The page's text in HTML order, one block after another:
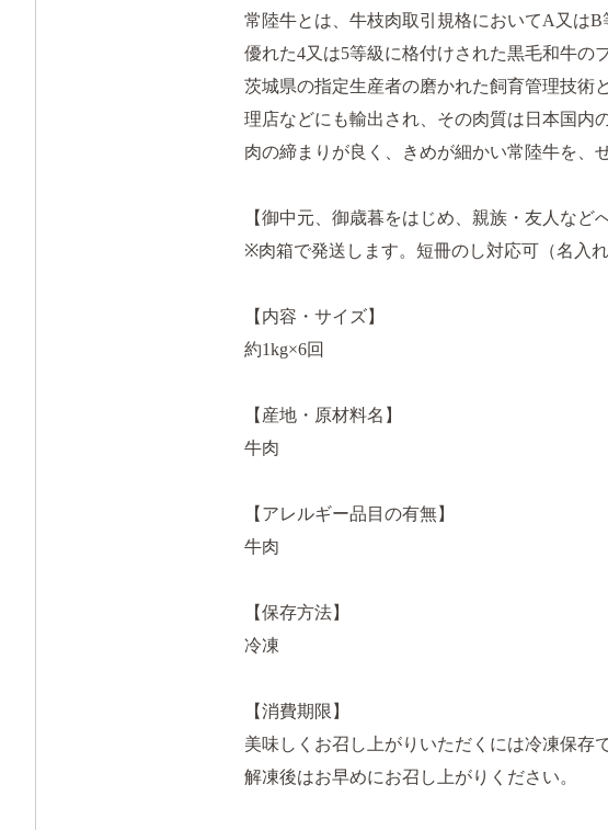
常陸牛とは、牛枝肉取引規格においてA又は
優れた4又は5等級に格付けされた黒毛和牛の
茨城県の指定生産者の磨かれた飼育管理技術
理店などにも輸出され、その肉質は日本国内
肉の締まりが良く、きめが細かい常陸牛を、
【御中元、御歳暮をはじめ、親族・友人など
※肉箱で発送します。短冊のし対応可（名入れ
【内容・サイズ】
約1kg×6回
【産地・原材料名】
牛肉
【アレルギー品目の有無】
牛肉
【保存方法】
冷凍
【消費期限】
美味しくお召し上がりいただくには冷凍保存
解凍後はお早めにお召し上がりください。